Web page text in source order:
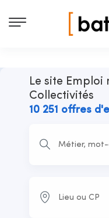
Le site Emploi
Collectivités
10 251 offres